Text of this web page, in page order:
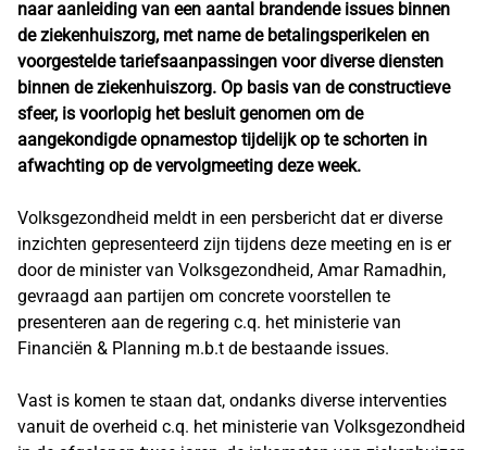
naar aanleiding van een aantal brandende issues binnen
de ziekenhuiszorg, met name de betalingsperikelen en
voorgestelde tariefsaanpassingen voor diverse diensten
binnen de ziekenhuiszorg. Op basis van de constructieve
sfeer, is voorlopig het besluit genomen om de
aangekondigde opnamestop tijdelijk op te schorten in
afwachting op de vervolgmeeting deze week.
Volksgezondheid meldt in een persbericht dat er diverse
inzichten gepresenteerd zijn tijdens deze meeting en is er
door de minister van Volksgezondheid, Amar Ramadhin,
gevraagd aan partijen om concrete voorstellen te
presenteren aan de regering c.q. het ministerie van
Financiën & Planning m.b.t de bestaande issues.
Vast is komen te staan dat, ondanks diverse interventies
vanuit de overheid c.q. het ministerie van Volksgezondheid